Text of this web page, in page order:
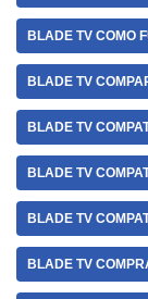
BLADE TV COMO
BLADE TV
BLADE TV
BLADE TV
BLADE TV
BLADE TV